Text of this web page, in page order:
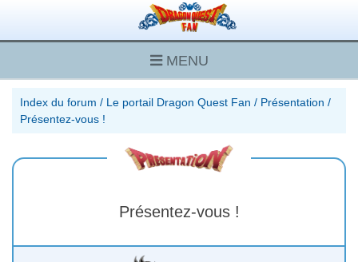
MENU
Index du forum / Le portail Dragon Quest Fan / Présentation /
Présentez-vous !
Présentez-vous !